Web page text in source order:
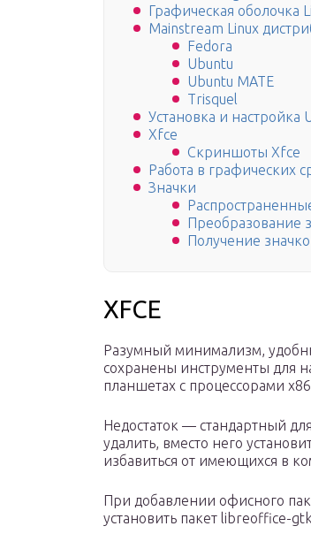
Графическая оболочка
Mainstream Linux
Fedora
Ubuntu
Ubuntu MATE
Trisquel
Установка и настройка
Xfce
Скриншоты Xfce
Работа в графических
Значки
Преобразование
Получение
XFCE
Разумный минимализм,
сохранены инструменты для
планшетах с процессорами
Недостаток — стандартный
удалить, вместо него
избавиться от имеющихся в
При добавлении офисного
установить пакет libreoffice-